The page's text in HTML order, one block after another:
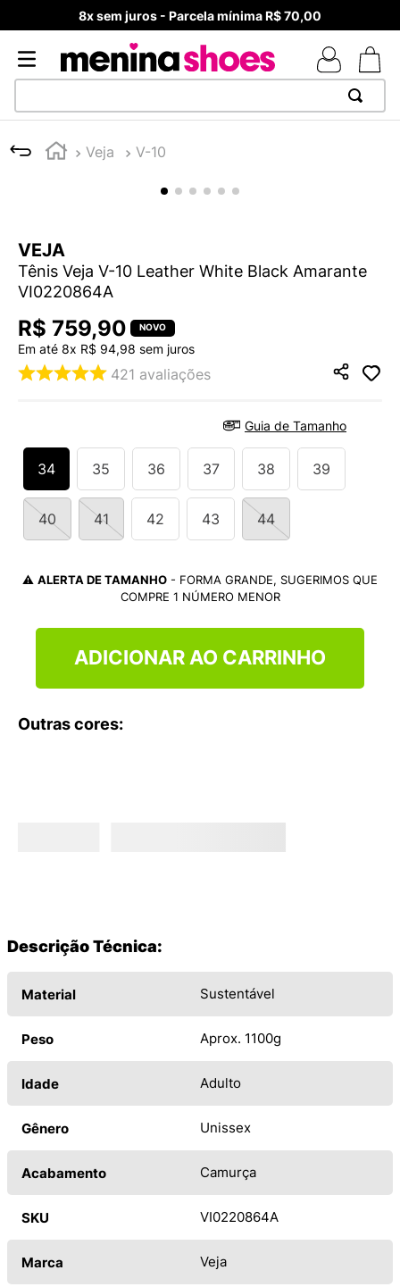
8x sem juros - Parcela mínima R$ 70,00
Veja V-10
VEJA
Tênis Veja V-10 Leather White Black Amarante
VI0220864A
R$ 759,90
Em até 8x R$ 94,98 sem juros
421 avaliações
Guia de Tamanho
34 35 36 37 38 39
40 41 42 43 44
⚠️ ALERTA DE TAMANHO - FORMA GRANDE, SUGERIMOS QUE
COMPRE 1 NÚMERO MENOR
ADICIONAR AO CARRINHO
Outras cores:
Descrição Técnica:
Material Sustentável
Peso Aprox. 1100g
Idade Adulto
Gênero Unissex
Acabamento Camurça
SKU VI0220864A
Marca Veja
1
TÊNIS NEWS BALANCE 530
MELISSAS MINI BABY
4º
NEW 9060
5º
ADIDAS
º
7 º
MELISSA SLIDE
8º
VANS TÊNIS VANS ULTRARANGE